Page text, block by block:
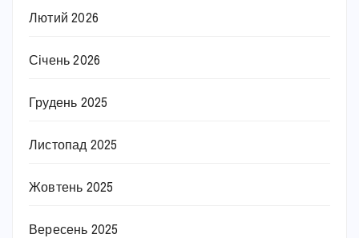
Лютий 2026
Січень 2026
Грудень 2025
Листопад 2025
Жовтень 2025
Вересень 2025